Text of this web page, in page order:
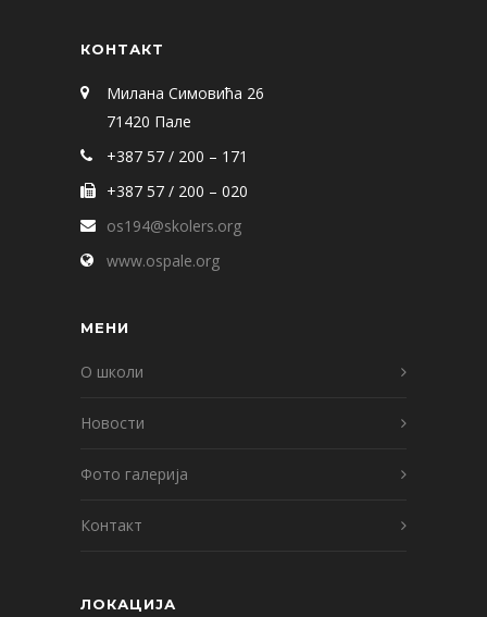
КОНТАКТ
Милана Симовића 26
71420 Пале
+387 57 / 200 – 171
+387 57 / 200 – 020
os194@skolers.org
www.ospale.org
МЕНИ
О школи
Новости
Фото галерија
Контакт
ЛОКАЦИЈА